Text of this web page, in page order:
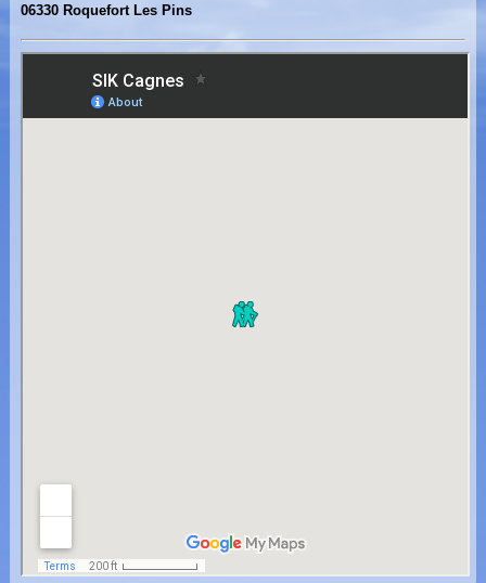
06330 Roquefort Les Pins